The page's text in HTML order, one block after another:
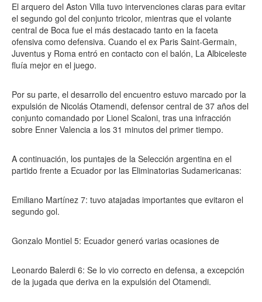
El arquero del Aston Villa tuvo intervenciones claras para evitar
el segundo gol del conjunto tricolor, mientras que el volante
central de Boca fue el más destacado tanto en la faceta
ofensiva como defensiva. Cuando el ex Paris Saint-Germain,
Juventus y Roma entró en contacto con el balón, La Albiceleste
fluía mejor en el juego.
Por su parte, el desarrollo del encuentro estuvo marcado por la
expulsión de Nicolás Otamendi, defensor central de 37 años del
conjunto comandado por Lionel Scaloni, tras una infracción
sobre Enner Valencia a los 31 minutos del primer tiempo.
A continuación, los puntajes de la Selección argentina en el
partido frente a Ecuador por las Eliminatorias Sudamericanas:
Emiliano Martínez 7: tuvo atajadas importantes que evitaron el
segundo gol.
Gonzalo Montiel 5: Ecuador generó varias ocasiones de
Leonardo Balerdi 6: Se lo vio correcto en defensa, a excepción
de la jugada que deriva en la expulsión del Otamendi.